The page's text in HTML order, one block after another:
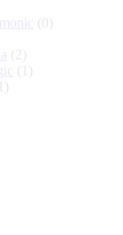
(0)
(2)
(1)